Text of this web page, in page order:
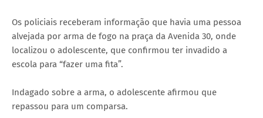
Os policiais receberam informação que havia uma pessoa
alvejada por arma de fogo na praça da Avenida 30, onde
localizou o adolescente, que confirmou ter invadido a
escola para “fazer uma fita”.
Indagado sobre a arma, o adolescente afirmou que
repassou para um comparsa.